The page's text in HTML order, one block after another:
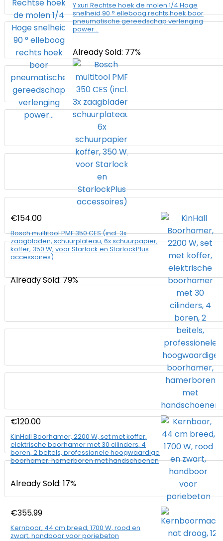
Y xuri Rechtse hoek de molen 1/4 Hoge
snelheid 90 ° elleboog rechts hoek boor
pneumatische gereedschap verlenging
power…
Already Sold: 77%
€154.00
Bosch multitool PMF 350 CES (incl. 3x
zaagbladen, schuurplateau, 6x schuurpapier,
koffer, 350 W, voor Starlock en StarlockPlus
accessoires)
Already Sold: 79%
€120.00
KinHall Boorhamer, 2200 W, set met koffer,
elektrische boorhamer met 30 cilinders, 4
boren, 2 beitels, professionele hoogwaardige
boorhamer, hamerboren met handschoenen
Already Sold: 17%
€355.99
Kernboor, 44 cm breed, 1700 W, rood en
zwart, handboor voor poriebeton